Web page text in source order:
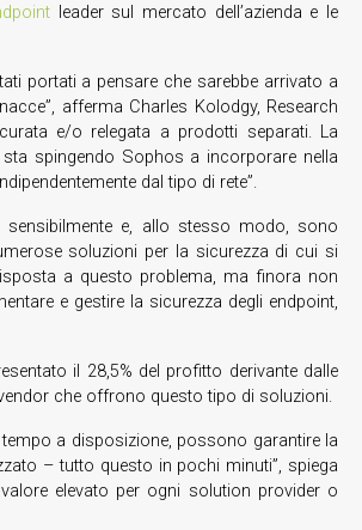
leader sul mercato dell’azienda e le
portati a pensare che sarebbe arrivato a
afferma Charles Kolodgy, Research
e/o relegata a prodotti separati. La
spingendo Sophos a incorporare nella
dal tipo di rete”.
e, allo stesso modo, sono
soluzioni per la sicurezza di cui si
a questo problema, ma finora non
e gestire la sicurezza degli endpoint,
il 28,5% del profitto derivante dalle
che offrono questo tipo di soluzioni.
a disposizione, possono garantire la
– tutto questo in pochi minuti”, spiega
elevato per ogni solution provider o